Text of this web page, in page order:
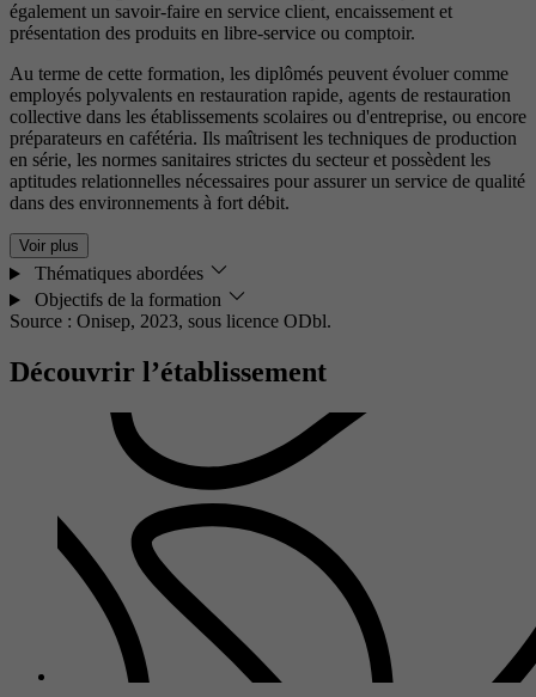
également un savoir-faire en service client, encaissement et
présentation des produits en libre-service ou comptoir.
Au terme de cette formation, les diplômés peuvent évoluer comme
employés polyvalents en restauration rapide, agents de restauration
collective dans les établissements scolaires ou d'entreprise, ou encore
préparateurs en cafétéria. Ils maîtrisent les techniques de production
en série, les normes sanitaires strictes du secteur et possèdent les
aptitudes relationnelles nécessaires pour assurer un service de qualité
dans des environnements à fort débit.
Voir plus
Thématiques abordées
Objectifs de la formation
Source : Onisep, 2023, sous licence ODbl.
Découvrir l’établissement